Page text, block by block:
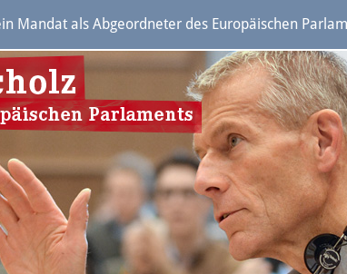
Mandat als Abgeordneter des Europäischen